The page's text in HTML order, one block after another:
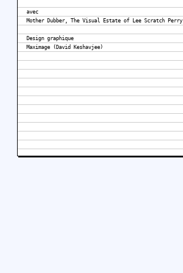
avec
Mother Dubber, The Visual Estate of Lee Scratch Perry
Design graphique
Maximage (David Keshavjee)